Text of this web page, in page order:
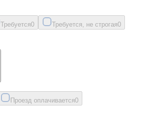
Требуется0 Требуется, не строгая0
Проезд оплачивается0